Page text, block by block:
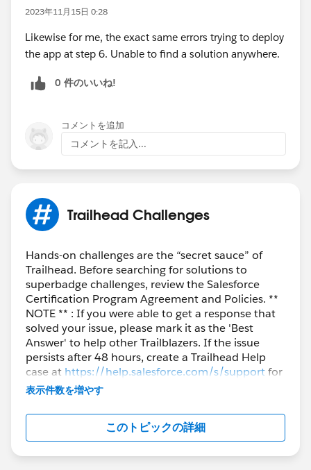
2023年11月15日 0:28
Likewise for me, the exact same errors trying to deploy
the app at step 6. Unable to find a solution anywhere.
0 件のいいね!
コメントを追加
コメントを記入...
Trailhead Challenges
Hands-on challenges are the “secret sauce” of
Trailhead. Before searching for solutions to
superbadge challenges, review the Salesforce
Certification Program Agreement and Policies. **
NOTE ** : If you were able to get a response that
solved your issue, please mark it as the 'Best
Answer' to help other Trailblazers. If the issue
persists after 48 hours, create a Trailhead Help
case at https://help.salesforce.com/s/supportfor
further assistance.
表示件数を増やす
このトピックの詳細